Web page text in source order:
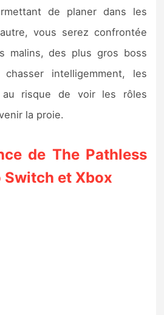
de planer dans les
vous serez confrontée
malins, des plus gros boss
intelligemment, les
risque de voir les rôles
la proie.
de The Pathless
et Xbox